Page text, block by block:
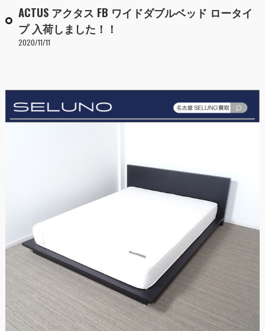
ACTUS アクタス FB ワイドダブルベッド ロータイ
プ 入荷しました！！
2020/11/11